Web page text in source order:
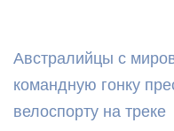
Австралийцы с
командную гонку
велоспорту на треке